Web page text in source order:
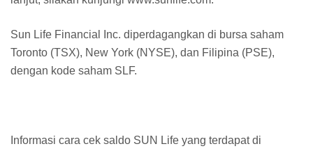
Sun Life Financial Inc. diperdagangkan di bursa saham
Toronto (TSX), New York (NYSE), dan Filipina (PSE),
dengan kode saham SLF.
Informasi cara cek saldo SUN Life yang terdapat di